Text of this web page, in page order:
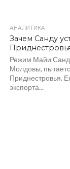
АНАЛИТИКА
Зачем Санду
Режим Майи
Молдовы,
Приднестровья.
экспорта...